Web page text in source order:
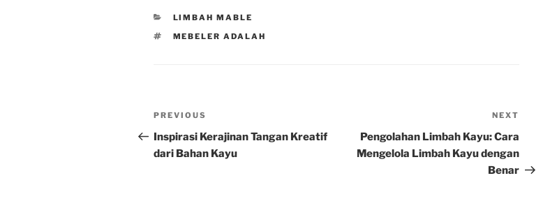
CATEGORIES
LIMBAH MABLE
TAGS
MEBELER ADALAH
Post
navigation
Previous
Post
PREVIOUS
Inspirasi Kerajinan Tangan Kreatif
dari Bahan Kayu
NEXT
Pengolahan Limbah Kayu: Cara
Mengelola Limbah Kayu dengan
Benar